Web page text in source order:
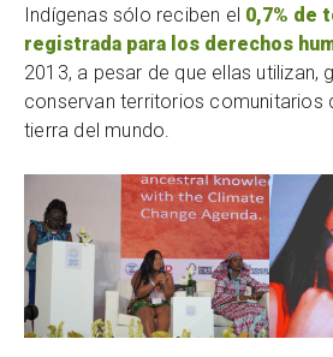
Indígenas sólo reciben el 0,7% de
registrada para los derechos
2013, a pesar de que ellas utilizan,
conservan territorios comunitarios
tierra del mundo.